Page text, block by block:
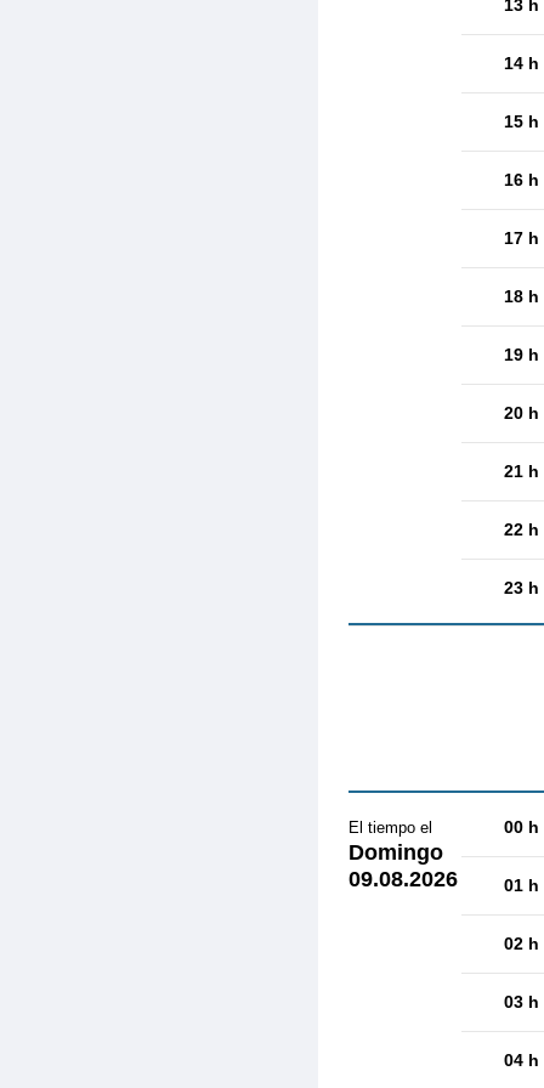
13 h
14 h
15 h
16 h
17 h
18 h
19 h
20 h
21 h
22 h
23 h
El tiempo el
Domingo
09.08.2026
00 h
01 h
02 h
03 h
04 h